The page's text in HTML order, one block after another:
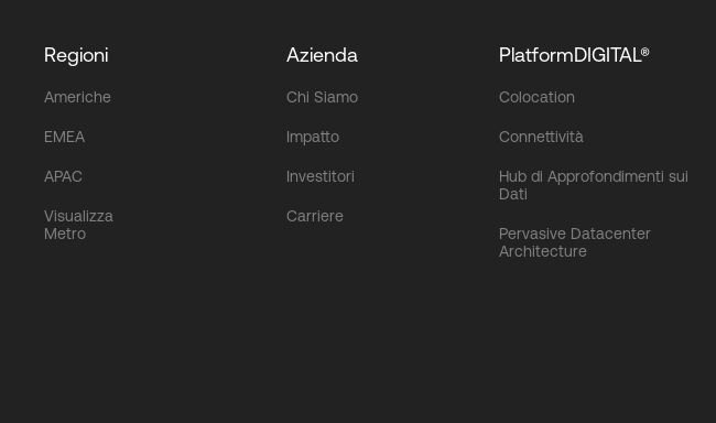
Regioni
Americhe
EMEA
APAC
Visualizza
Metro
Azienda
Chi Siamo
Impatto
Investitori
Carriere
PlatformDIGITAL®
Colocation
Connettività
Hub di Approfondimenti sui
Dati
Pervasive Datacenter
Architecture